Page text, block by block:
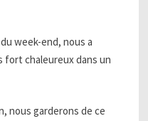
week-end, nous a
fort chaleureux dans un
nous garderons de ce